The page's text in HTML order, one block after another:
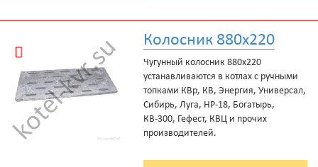
Колосник 880x220
Чугунный колосник 880x220
устанавливаются в котлах с ручными
топками КВр, КВ, Энергия, Универсал,
Сибирь, Луга, НР-18, Богатырь,
КВ-300, Гефест, КВЦ и прочих
производителей.